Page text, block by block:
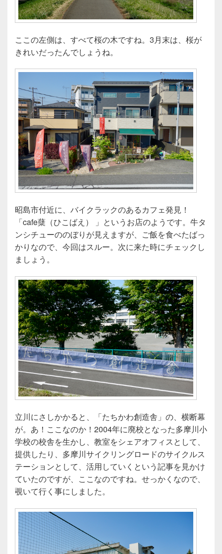
ここの左側は、すべて桜の木ですね。3月末は、桜が
きれいだったんでしょうね。
昭島市付近に、バイクラックのあるカフェ発見！
「cafe蘖（ひこばえ） 」というお店のようです。牛タ
ンシチューののぼりが見えますが、ご飯を食べたばっ
かりなので、今回はスルー。次に来た時にチェックし
ましょう。
立川にさしかかると、「たちかわ創造舎」の、横断幕
が。あ！ここなのか！2004年に廃校となった多摩川小
学校の校舎を生かし、教室をシェアオフィスとして、
提供したり、多摩川サイクリングロードのサイクルス
テーションとして、活用していくという記事を見かけ
ていたのですが、ここなのですね。せっかくなので、
覗いて行く事にしました。